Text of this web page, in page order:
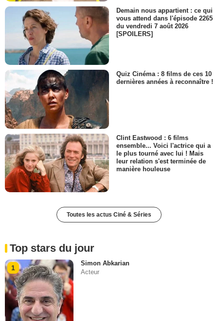
Demain nous appartient : ce qui
vous attend dans l'épisode 2265
du vendredi 7 août 2026
[SPOILERS]
Quiz Cinéma : 8 films de ces 10
dernières années à reconnaître !
Clint Eastwood : 6 films
ensemble... Voici l'actrice qui a
le plus tourné avec lui ! Mais
leur relation s'est terminée de
manière houleuse
Toutes les actus Ciné & Séries
Top stars du jour
1
Simon Abkarian
Acteur